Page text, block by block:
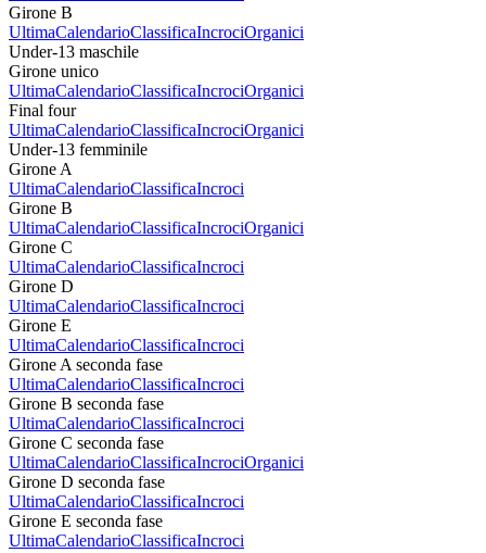
Girone B
UltimaCalendarioClassificaIncrociOrganici
Under-13 maschile
Girone unico
UltimaCalendarioClassificaIncrociOrganici
Final four
UltimaCalendarioClassificaIncrociOrganici
Under-13 femminile
Girone A
UltimaCalendarioClassificaIncroci
Girone B
UltimaCalendarioClassificaIncrociOrganici
Girone C
UltimaCalendarioClassificaIncroci
Girone D
UltimaCalendarioClassificaIncroci
Girone E
UltimaCalendarioClassificaIncroci
Girone A seconda fase
UltimaCalendarioClassificaIncroci
Girone B seconda fase
UltimaCalendarioClassificaIncroci
Girone C seconda fase
UltimaCalendarioClassificaIncrociOrganici
Girone D seconda fase
UltimaCalendarioClassificaIncroci
Girone E seconda fase
UltimaCalendarioClassificaIncroci